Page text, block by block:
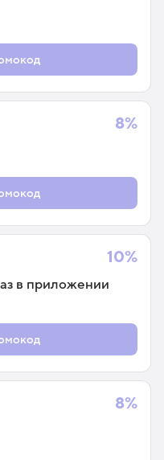
8%
10%
в приложении
8%